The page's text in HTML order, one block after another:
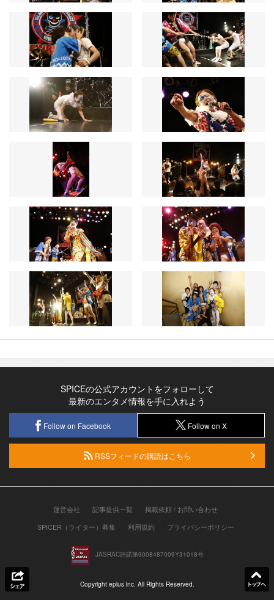
SPICEの公式アカウントをフォローして
最新のエンタメ情報を手に入れよう
Follow on Facebook Follow on X
RSSフィードの購読はこちら
運営会社 記事提供一覧
掲載依頼 / お問い合わせ
SPICER（ライター）募集
利用規約 プライバシーポリシー
JASRAC許諾第9008487009Y31018号
Copyright eplus inc. All Rights Reserved.